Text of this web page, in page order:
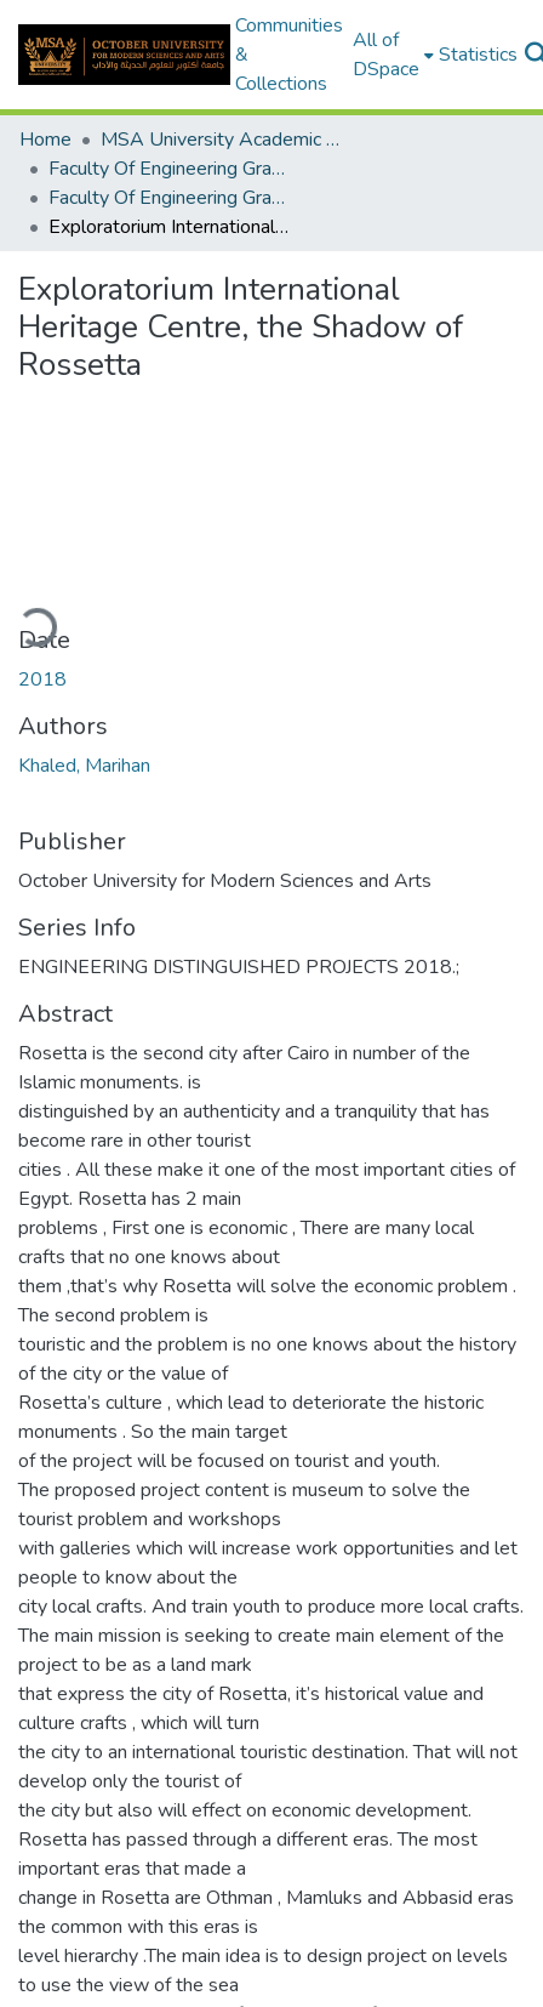
Communities
&
Collections
All of
DSpace
Statistics
Home
MSA University Academic Graduation Projects
Faculty Of Engineering Graduation Project
Faculty Of Engineering Graduation Project 2017-2018
Exploratorium International Heritage Centre, the Shadow of Rossetta
Exploratorium International
Heritage Centre, the Shadow of
Rossetta
Loading...
Date
2018
Authors
Khaled, Marihan
Publisher
October University for Modern Sciences and Arts
Series Info
ENGINEERING DISTINGUISHED PROJECTS 2018.;
Abstract
Rosetta is the second city after Cairo in number of the
Islamic monuments. is
distinguished by an authenticity and a tranquility that has
become rare in other tourist
cities . All these make it one of the most important cities of
Egypt. Rosetta has 2 main
problems , First one is economic , There are many local
crafts that no one knows about
them ,that’s why Rosetta will solve the economic problem .
The second problem is
touristic and the problem is no one knows about the history
of the city or the value of
Rosetta’s culture , which lead to deteriorate the historic
monuments . So the main target
of the project will be focused on tourist and youth.
The proposed project content is museum to solve the
tourist problem and workshops
with galleries which will increase work opportunities and let
people to know about the
city local crafts. And train youth to produce more local crafts.
The main mission is seeking to create main element of the
project to be as a land mark
that express the city of Rosetta, it’s historical value and
culture crafts , which will turn
the city to an international touristic destination. That will not
develop only the tourist of
the city but also will effect on economic development.
Rosetta has passed through a different eras. The most
important eras that made a
change in Rosetta are Othman , Mamluks and Abbasid eras
the common with this eras is
level hierarchy .The main idea is to design project on levels
to use the view of the sea